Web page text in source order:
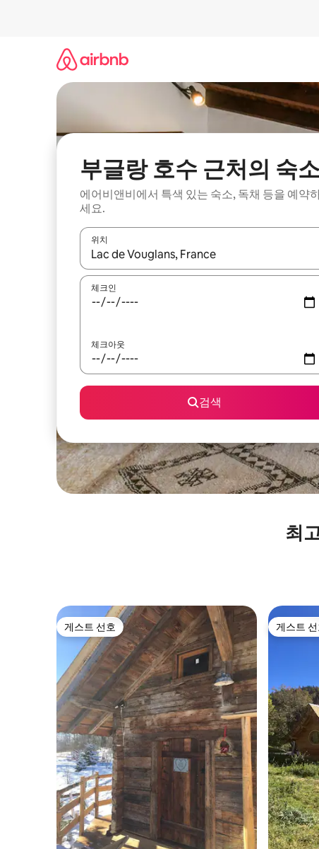
부글랑 호수 근처의 숙소
에어비앤비에서 특색 있는 숙소, 독채 등을 예약
세요.
위치
결과가 나오면 위·아래 화살표 키를 사용하거나 터치
체크인
체크아웃
검색
최
게스트 선호
게스트 선호 게스트
게스트